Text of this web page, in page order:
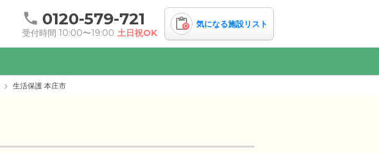
0120-579-721
受付時間 10:00〜19:00 土日祝OK
0 気になる施設リスト
生活保護 本庄市